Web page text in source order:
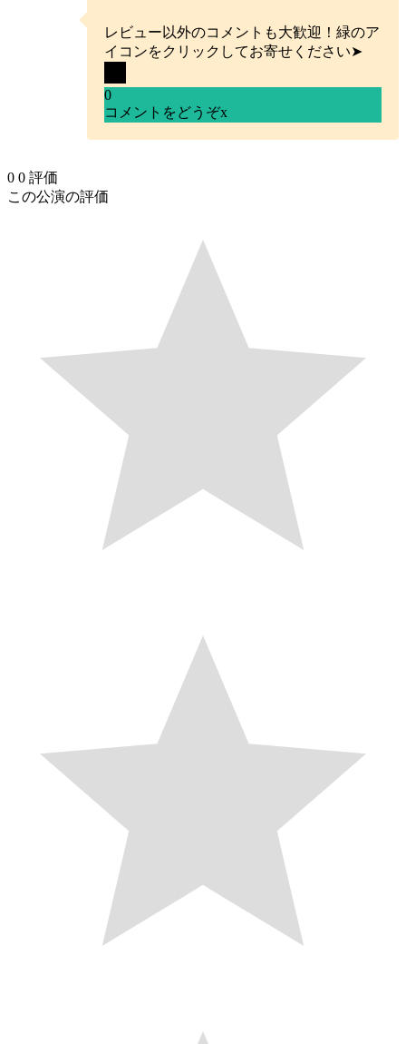
レビュー以外のコメントも大歓迎！緑のア
イコンをクリックしてお寄せください➤
0
コメントをどうぞx
0 0 評価
この公演の評価